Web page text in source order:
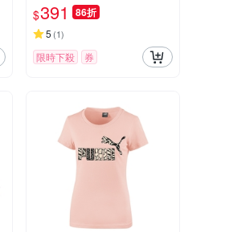
訓練手環 重量手環 負重沙
袋 沙包)
$391 86折
5 (1)
限時下殺 券